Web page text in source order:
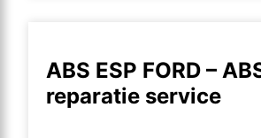
ABS ESP FORD –
reparatie service